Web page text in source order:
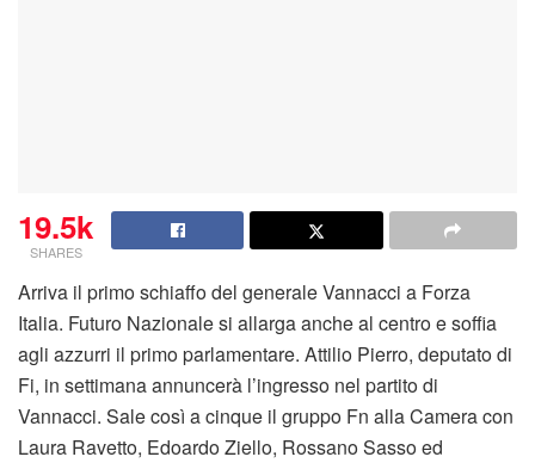
19.5k
SHARES
Arriva il primo schiaffo del generale Vannacci a Forza
Italia. Futuro Nazionale si allarga anche al centro e soffia
agli azzurri il primo parlamentare. Attilio Pierro, deputato di
Fi, in settimana annuncerà l’ingresso nel partito di
Vannacci. Sale così a cinque il gruppo Fn alla Camera con
Laura Ravetto, Edoardo Ziello, Rossano Sasso ed